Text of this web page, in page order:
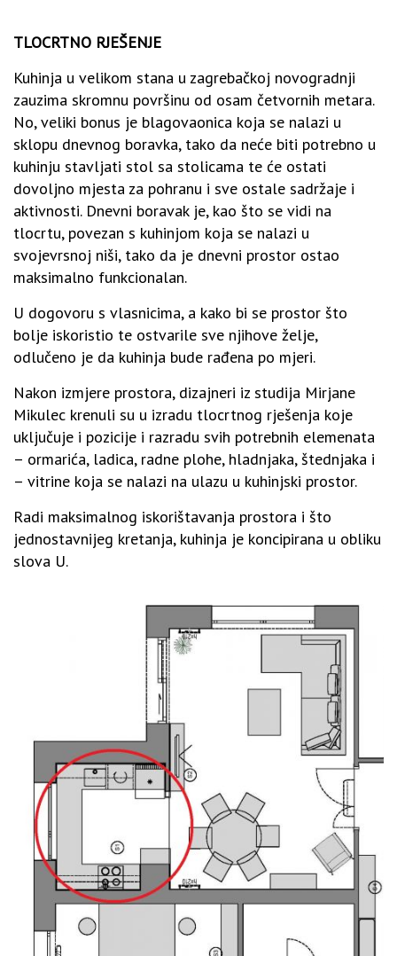
TLOCRTNO RJEŠENJE
Kuhinja u velikom stana u zagrebačkoj novogradnji
zauzima skromnu površinu od osam četvornih metara.
No, veliki bonus je blagovaonica koja se nalazi u
sklopu dnevnog boravka, tako da neće biti potrebno u
kuhinju stavljati stol sa stolicama te će ostati
dovoljno mjesta za pohranu i sve ostale sadržaje i
aktivnosti. Dnevni boravak je, kao što se vidi na
tlocrtu, povezan s kuhinjom koja se nalazi u
svojevrsnoj niši, tako da je dnevni prostor ostao
maksimalno funkcionalan.
U dogovoru s vlasnicima, a kako bi se prostor što
bolje iskoristio te ostvarile sve njihove želje,
odlučeno je da kuhinja bude rađena po mjeri.
Nakon izmjere prostora, dizajneri iz studija Mirjane
Mikulec krenuli su u izradu tlocrtnog rješenja koje
uključuje i pozicije i razradu svih potrebnih elemenata
– ormarića, ladica, radne plohe, hladnjaka, štednjaka i
– vitrine koja se nalazi na ulazu u kuhinjski prostor.
Radi maksimalnog iskorištavanja prostora i što
jednostavnijeg kretanja, kuhinja je koncipirana u obliku
slova U.